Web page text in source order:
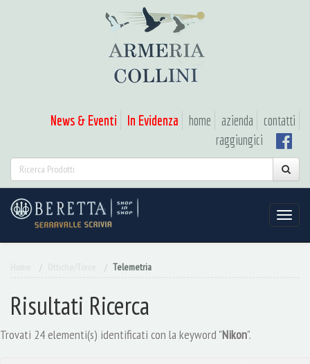
News & Eventi In Evidenza home azienda
contatti
raggiungici
Telemetria
Risultati Ricerca
Trovati 24 elementi(s) identificati con la keyword "Nikon".